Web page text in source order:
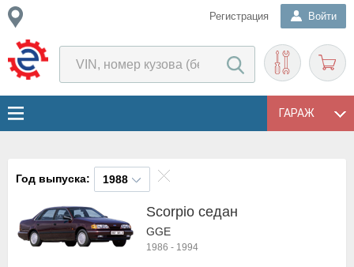
Регистрация Войти
ГАРАЖ
Год выпуска: 1988
Scorpio седан
GGE
1986 - 1994